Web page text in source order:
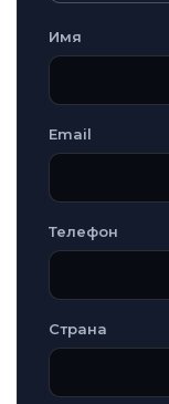
Имя
Email
Телефон
Страна